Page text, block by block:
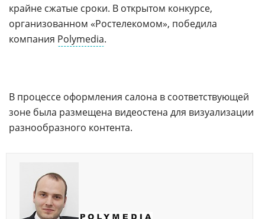
крайне сжатые сроки. В открытом конкурсе,
организованном «Ростелекомом», победила
компания Polymedia.
В процессе оформления салона в соответствующей
зоне была размещена видеостена для визуализации
разнообразного контента.